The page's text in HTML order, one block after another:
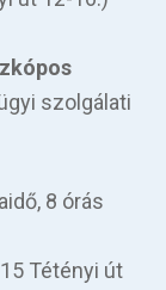
szolgálati
8 órás
Tétényi út